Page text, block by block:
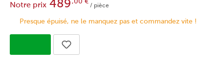
Notre prix 489 / pièce
Presque épuisé, ne le manquez pas et commandez vite !